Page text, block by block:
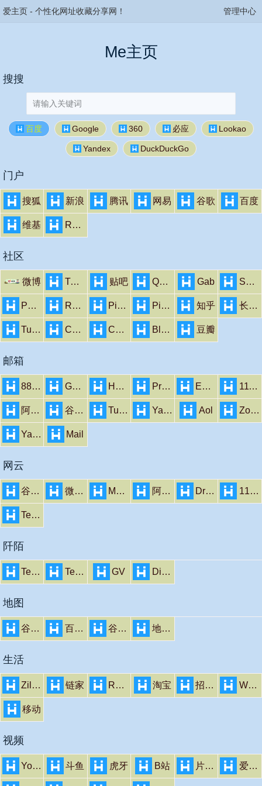
爱主页 - 个性化网址收藏分享网！ 管理中心
Me主页
搜搜
百度 Google 360 必应 Lookao
Yandex DuckDuckGo
门户
搜狐 新浪 腾讯 网易 谷歌 百度
维基 Rambler
社区
微博 Twitter 贴吧 Quora Gab SafeChat
Parler Reddit Pixelfed Pinterest 知乎 长毛象
Tumblr Counter Social Cohost Bluesky 豆瓣
邮箱
88完美邮箱 GMX Hotmail Protonmail Email.com 111.com
阿里邮箱 谷歌邮箱 Tutanota Yahoo Aol Zoho
Yandex Mail
网云
谷歌网盘 微软网盘 MEGA 阿里云盘 Dropbox 115网盘
TeraBox
阡陌
TextNow TextFree GV Discord
地图
谷歌地球 百度地图 谷歌地图 地图合集
生活
Zillow 链家 Realtor 淘宝 招聘_百度 Weather
移动
视频
Youtube 斗鱼 虎牙 B站 片吧影院 爱奇艺